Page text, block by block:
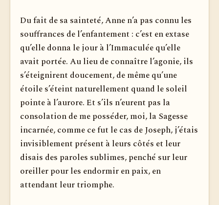
Du fait de sa sainteté, Anne n’a pas connu les
souffrances de l’enfantement : c’est en extase
qu’elle donna le jour à l’Immaculée qu’elle
avait portée. Au lieu de connaître l’agonie, ils
s’éteignirent doucement, de même qu’une
étoile s’éteint naturellement quand le soleil
pointe à l’aurore. Et s’ils n’eurent pas la
consolation de me posséder, moi, la Sagesse
incarnée, comme ce fut le cas de Joseph, j’étais
invisiblement présent à leurs côtés et leur
disais des paroles sublimes, penché sur leur
oreiller pour les endormir en paix, en
attendant leur triomphe.